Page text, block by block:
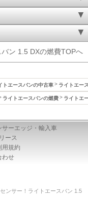
ン 1.5 DXの燃費TOPへ
トエースバンの中古車 ライトエー
ライトエースバンの燃費 ライトエ
サーエッジ・輸入車
ース
用規約
わせ
ンサー！ライトエースバン 1.5